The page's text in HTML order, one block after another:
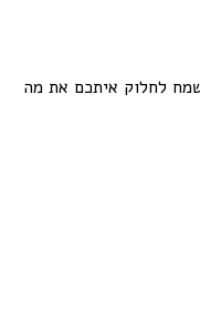
לחלוק איתכם את מה